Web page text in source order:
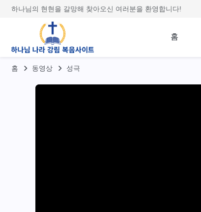
하나님의 현현을 갈망해 찾아오신 여러분을 환영합니다!
홈
홈 동영상 성극